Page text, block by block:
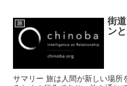
旅
街
ン
サマリー 旅は人間が新しい場所